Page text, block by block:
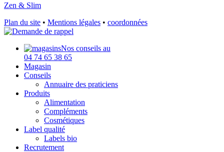
Zen & Slim
Plan du site • Mentions légales • coordonnées
Nos conseils au
04 74 65 38 65
Magasin
Conseils
Annuaire des praticiens
Produits
Alimentation
Compléments
Cosmétiques
Label qualité
Labels bio
Recrutement